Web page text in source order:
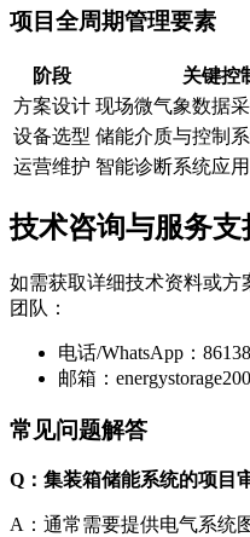
项目全周期管理要素
阶段
关键控
方案设计 现场微气象数据
设备选型 储能介质与控制
运营维护 智能诊断系统应用
技术咨询与服务支
如需获取详细技术资料或方
团队：
电话/WhatsApp：
邮箱：
常见问题解答
Q：集装箱储能系统的项目
A：通常需要提供电气系统